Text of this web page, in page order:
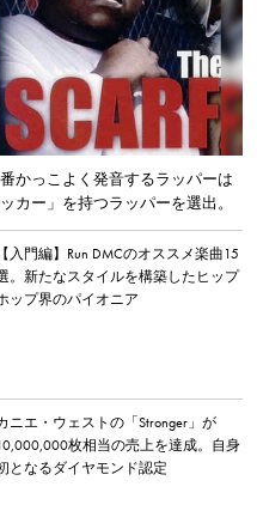
かっこよく発音するラッパーは
ー」を持つラッパーを選出。
【入門編】Run DMCのオススメ楽曲15
。新たなスタイルを構築したヒップ
ップ界のパイオニア
ニエ・ウェストの「Stronger」が
枚相当の売上を達成。自身
となるダイヤモンド認定